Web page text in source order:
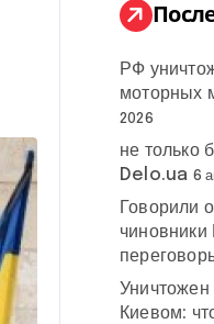
:
РФ
моторных
2026
не только
Delo.ua 6
Говорили
Киевом: